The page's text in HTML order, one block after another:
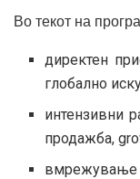
Во текот на
директен
глобално
интензивни
продажба,
вмрежување